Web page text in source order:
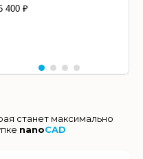
400 ₽
станет максимально
nanoCAD